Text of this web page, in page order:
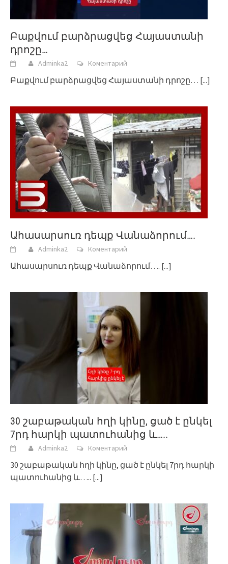
Բաքվում բարձրացվեց Հայաստանի
դրոշը…
Adminka2 Коментарий
Բաքվում բարձրացվեց Հայաստանի դրոշը… [...]
Ահասարսուռ դեպք Վանաձորում….
Adminka2 Коментарий
Ահասարսուռ դեպք Վանաձորում…. [...]
30 շաբաթական հղի կինը, ցած է ընկել
7րդ հարկի պատուհանից և…..
Adminka2 Коментарий
30 շաբաթական հղի կինը, ցած է ընկել 7րդ հարկի
պատուհանից և….. [...]